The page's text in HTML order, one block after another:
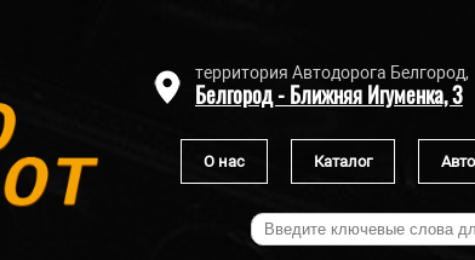
территория Автодорога Белгород,
Белгород - Ближняя Игуменка, 3
О нас Каталог